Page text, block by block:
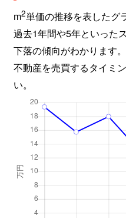
m2単価の推移を表したグ
過去1年間や5年といった
下落の傾向がわかります。
不動産を売買するタイミ
い。